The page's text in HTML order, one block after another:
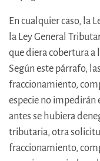
En cualquier caso, la
la Ley General
que diera cobertura
Según este párrafo,
fraccionamiento,
especie no
antes se hubiera
tributaria, otra
fraccionamiento,